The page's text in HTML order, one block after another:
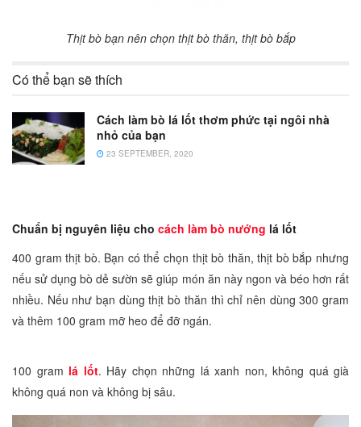
Thịt bò bạn nên chọn thịt bò thăn, thịt bò bắp
Có thể bạn sẽ thích
Cách làm bò lá lốt thơm phức tại ngôi nhà
nhỏ của bạn
23 SEPTEMBER, 2020
Chuẩn bị nguyên liệu cho cách làm bò nướng lá lốt
400 gram thịt bò. Bạn có thể chọn thịt bò thăn, thịt bò bắp nhưng
nếu sử dụng bò dẻ sườn sẽ giúp món ăn này ngon và béo hơn rất
nhiều. Nếu như bạn dùng thịt bò thăn thì chỉ nên dùng 300 gram
và thêm 100 gram mỡ heo để đỡ ngán.
100 gram lá lốt. Hãy chọn những lá xanh non, không quá già
không quá non và không bị sâu.